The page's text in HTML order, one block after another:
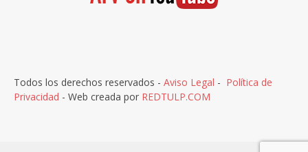
Todos los derechos reservados - Aviso Legal - Política de
Privacidad - Web creada por REDTULP.COM